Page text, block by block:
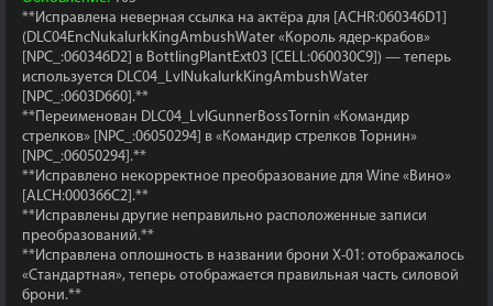
**Исправлена неверная ссылка на актёра для [ACHR:060346D1]
(DLC04EncNukalurkKingAmbushWater «Король ядер-крабов»
[NPC_:060346D2] в BottlingPlantExt03 [CELL:060030C9]) — теперь
используется DLC04_LvlNukalurkKingAmbushWater
[NPC_:0603D660].**
**Переименован DLC04_LvlGunnerBossTornin «Командир
стрелков» [NPC_:06050294] в «Командир стрелков Торнин»
[NPC_:06050294].**
**Исправлено некорректное преобразование для Wine «Вино»
[ALCH:000366C2].**
**Исправлены другие неправильно расположенные записи
преобразований.**
**Исправлена оплошность в названии брони X-01: отображалось
«Стандартная», теперь отображается правильная часть силовой
брони.**